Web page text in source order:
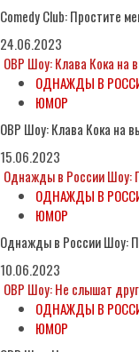
Comedy Club: Простите
24.06.2023
ОВР Шоу: Клава Кока на
ОДНАЖДЫ В
ЮМОР
ОВР Шоу: Клава Кока на
15.06.2023
Однажды в России Шоу:
ОДНАЖДЫ В
ЮМОР
Однажды в России Шоу:
10.06.2023
ОВР Шоу: Не слышат
ОДНАЖДЫ В
ЮМОР